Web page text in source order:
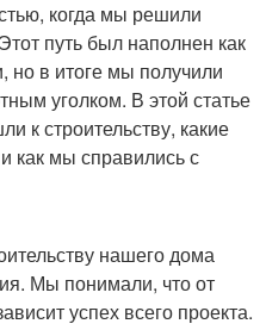
когда мы решили
путь был наполнен как
но в итоге мы получили
уголком. В этой статье
к строительству, какие
как мы справились с
нашего дома
Мы понимали, что от
успех всего проекта.